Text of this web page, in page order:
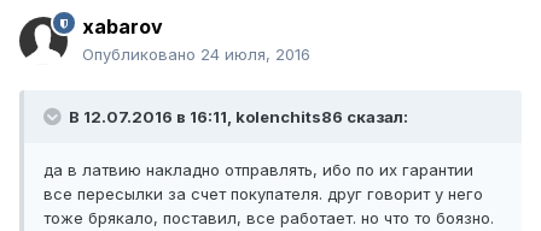
xabarov
Опубликовано 24 июля, 2016
В 12.07.2016 в 16:11, kolenchits86 сказал:
да в латвию накладно отправлять, ибо по их гарантии
все пересылки за счет покупателя. друг говорит у него
тоже брякало, поставил, все работает. но что то боязно.